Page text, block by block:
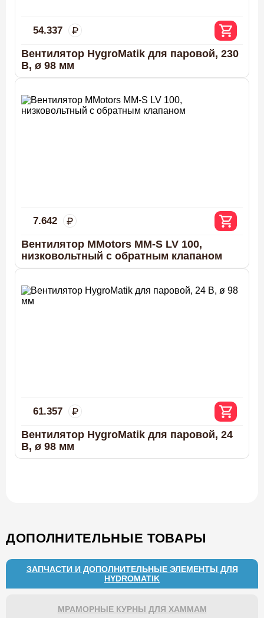
54.337
Вентилятор HygroMatik для паровой, 230
В, ø 98 мм
7.642
Вентилятор MMotors MM-S LV 100,
низковольтный с обратным клапаном
61.357
Вентилятор HygroMatik для паровой, 24
В, ø 98 мм
ДОПОЛНИТЕЛЬНЫЕ ТОВАРЫ
ЗАПЧАСТИ И ДОПОЛНИТЕЛЬНЫЕ ЭЛЕМЕНТЫ ДЛЯ
HYDROMATIK
МРАМОРНЫЕ КУРНЫ ДЛЯ ХАММАМ